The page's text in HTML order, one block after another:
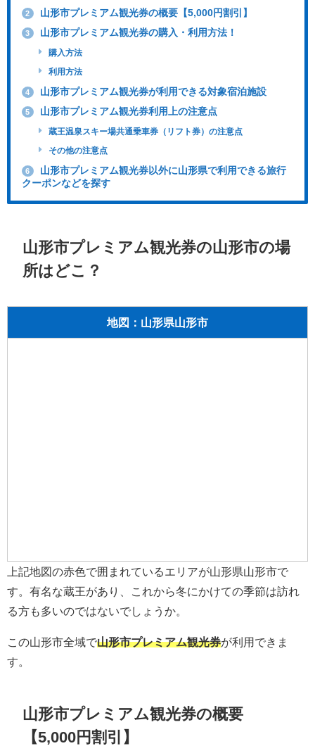
2 山形市プレミアム観光券の概要【5,000円割引】
3 山形市プレミアム観光券の購入・利用方法！
購入方法
利用方法
4 山形市プレミアム観光券が利用できる対象宿泊施設
5 山形市プレミアム観光券利用上の注意点
蔵王温泉スキー場共通乗車券（リフト券）の注意点
その他の注意点
6
山形市プレミアム観光券以外に山形県で利用できる旅行
クーポンなどを探す
山形市プレミアム観光券の山形市の場
所はどこ？
地図：山形県山形市
上記地図の赤色で囲まれているエリアが山形県山形市で
す。有名な蔵王があり、これから冬にかけての季節は訪れ
る方も多いのではないでしょうか。
この山形市全域で山形市プレミアム観光券が利用できま
す。
山形市プレミアム観光券の概要
【5,000円割引】